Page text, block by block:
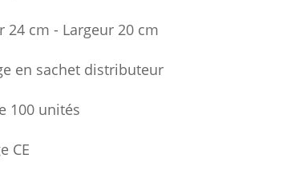
24 cm - Largeur 20 cm
en sachet distributeur
100 unités
CE